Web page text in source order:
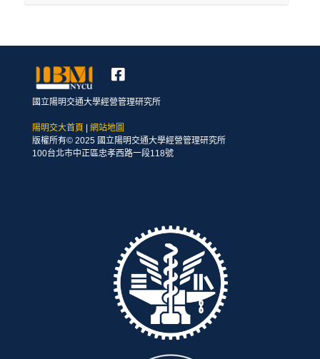
國立陽明交通大學經營管理研究所
陽明交大首頁
網站地圖
版權所有© 2025 國立陽明交通大學經營管理研究所
100台北市中正區忠孝西路一段118號